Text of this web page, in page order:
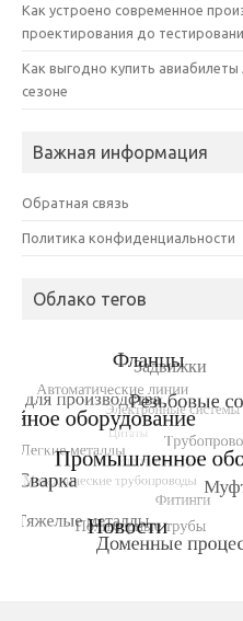
Как устроено современное
проектирования до
Как выгодно купить
сезоне
Важная информация
Обратная связь
Политика конфиденциальности
Облако тегов